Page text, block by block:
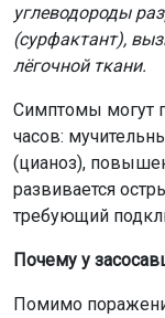
углеводороды
(сурфактант),
лёгочной ткани.
Симптомы могут
часов:
(цианоз),
развивается
требующий
Почему у
Помимо